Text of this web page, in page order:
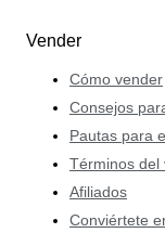
Vender
Cómo vender
Consejos
Pautas para
Términos del
Afiliados
Conviértete